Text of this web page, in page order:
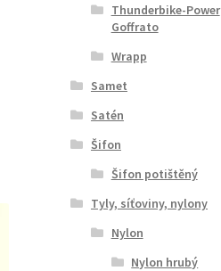
Thunderbike-Power
Goffrato
Wrapp
Samet
Satén
Šifon
Šifon potištěný
Tyly, síťoviny, nylony
Nylon
Nylon hrubý